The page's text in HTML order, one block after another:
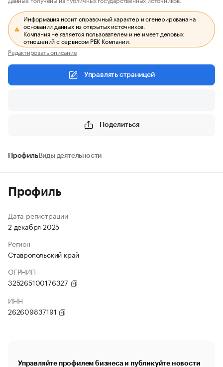
Информация носит справочный характер и сгенерирована на
основании данных из открытых источников.
Компания не является пользователем и не имеет деловых
отношений с сервисом РБК Компании.
Редактировать описание
Управлять страницей
Поделиться
ПрофильВиды деятельности
Профиль
Дата регистрации
2 декабря 2025
Регион
Ставропольский край
ОГРНИП
325265100176327
ИНН
262609837191
Управляйте профилем бизнеса и публикуйте новости